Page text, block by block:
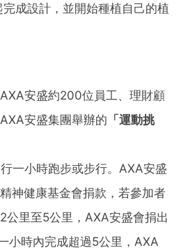
成設計，並開始種植自己的植
AXA安盛約200位員工、理財顧
AXA安盛集團舉辦的 「運動挑
一小時跑步或步行。 AXA安盛
神健康基金會捐款，若參加者
2公里至5公里， AXA安盛會捐出
小時內完成超過5公里， AXA